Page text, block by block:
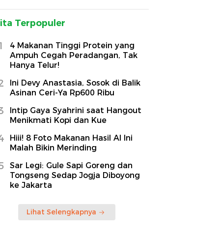
Terpopuler
4 Makanan Tinggi Protein yang
Ampuh Cegah Peradangan, Tak
Hanya Telur!
Ini Devy Anastasia, Sosok di Balik
Asinan Ceri-Ya Rp600 Ribu
Intip Gaya Syahrini saat Hangout
Menikmati Kopi dan Kue
Hiii! 8 Foto Makanan Hasil AI Ini
Malah Bikin Merinding
Sar Legi: Gule Sapi Goreng dan
Tongseng Sedap Jogja Diboyong
ke Jakarta
Lihat Selengkapnya